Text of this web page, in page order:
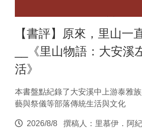
【書評】原來，里山一
__《里山物語：大安溪
活》
本書盤點紀錄了大安溪中上游泰雅
藝與祭儀等部落傳統生活與文化
2026/8/8 撰稿人：里慕伊．阿紀